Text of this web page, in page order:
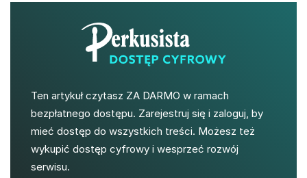
Ten artykuł czytasz ZA DARMO w ramach
bezpłatnego dostępu. Zarejestruj się i zaloguj, by
mieć dostęp do wszystkich treści. Możesz też
wykupić dostęp cyfrowy i wesprzeć rozwój
serwisu.